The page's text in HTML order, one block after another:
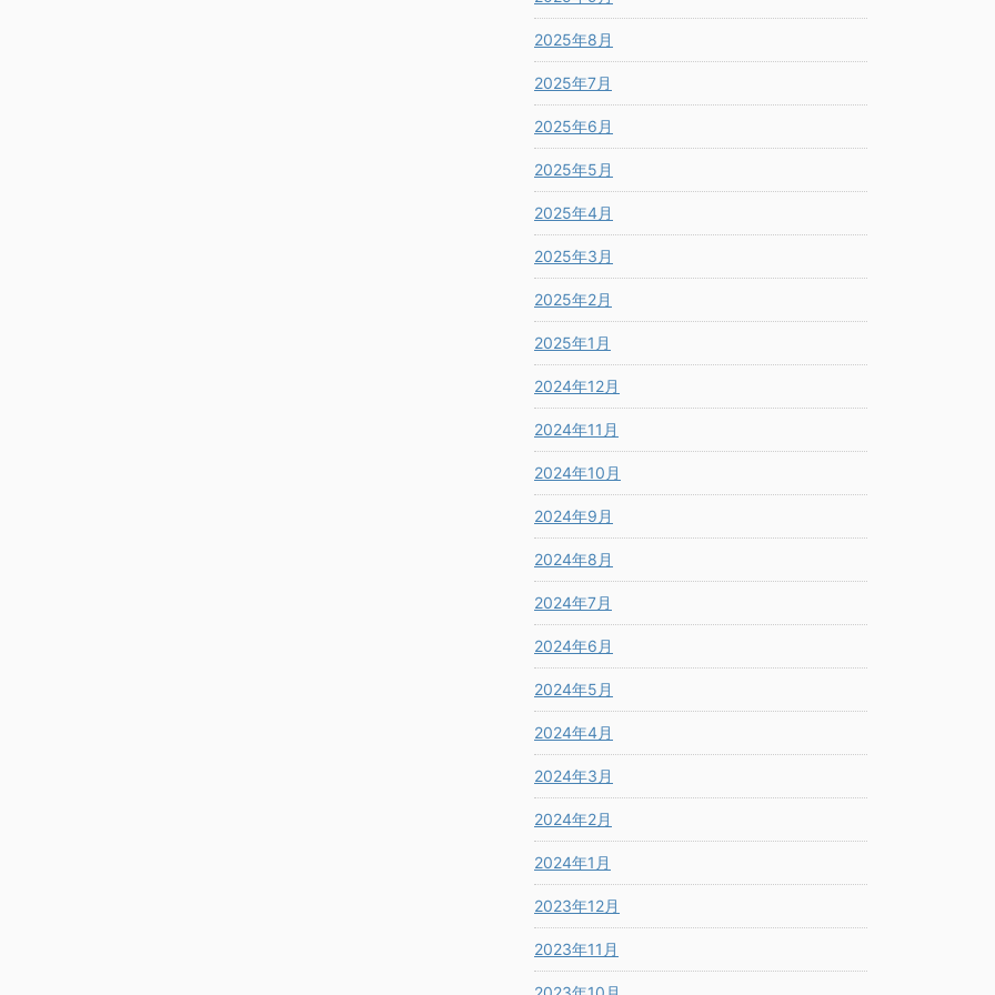
2025年8月
2025年7月
2025年6月
2025年5月
2025年4月
2025年3月
2025年2月
2025年1月
2024年12月
2024年11月
2024年10月
2024年9月
2024年8月
2024年7月
2024年6月
2024年5月
2024年4月
2024年3月
2024年2月
2024年1月
2023年12月
2023年11月